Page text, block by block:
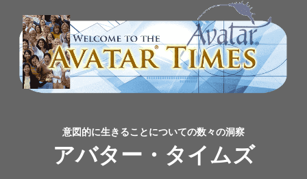
意図的に生きることについての数々の洞察
アバター・タイムズ